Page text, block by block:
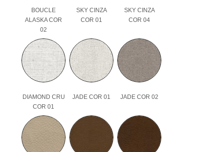
BOUCLE
ALASKA COR
02
SKY CINZA
COR 01
SKY CINZA
COR 04
DIAMOND CRU
COR 01
JADE COR 01 JADE COR 02